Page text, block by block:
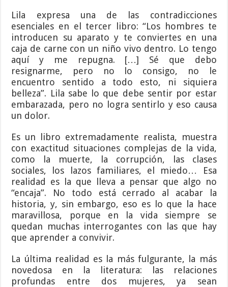
Lila expresa una de las contradicciones
esenciales en el tercer libro: “Los hombres te
introducen su aparato y te conviertes en una
caja de carne con un niño vivo dentro. Lo tengo
aquí y me repugna. […] Sé que debo
resignarme, pero no lo consigo, no le
encuentro sentido a todo esto, ni siquiera
belleza”. Lila sabe lo que debe sentir por estar
embarazada, pero no logra sentirlo y eso causa
un dolor.
Es un libro extremadamente realista, muestra
con exactitud situaciones complejas de la vida,
como la muerte, la corrupción, las clases
sociales, los lazos familiares, el miedo… Esa
realidad es la que lleva a pensar que algo no
“encaja”. No todo está cerrado al acabar la
historia, y, sin embargo, eso es lo que la hace
maravillosa, porque en la vida siempre se
quedan muchas interrogantes con las que hay
que aprender a convivir.
La última realidad es la más fulgurante, la más
novedosa en la literatura: las relaciones
profundas entre dos mujeres, ya sean